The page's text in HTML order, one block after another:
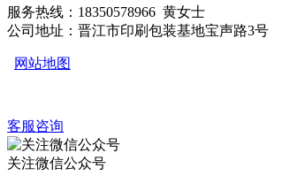
服务热线：18350578966 黄女士
公司地址：晋江市印刷包装基地宝声路3号
网站地图
客服咨询
关注微信公众号